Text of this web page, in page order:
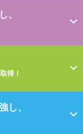
、
得！
し、